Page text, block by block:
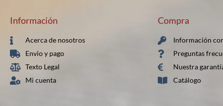
Información
Acerca de nosotros
Envio y pago
Texto Legal
Mi cuenta
Compra
Información
Preguntas
Nuestra
Catálogo